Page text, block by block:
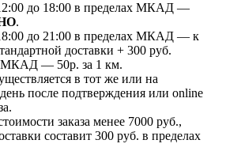
до 18:00 в пределах МКАД —
.
до 21:00 в пределах МКАД — к
доставки + 300 руб.
МКАД — 50р. за 1 км.
в тот же или на
после подтверждения или online
заказа менее 7000 руб.,
составит 300 руб. в пределах